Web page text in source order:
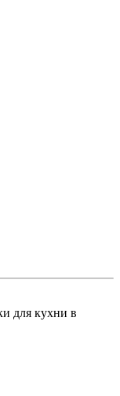
для кухни в